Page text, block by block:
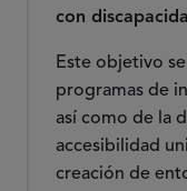
con
Este objetivo
programas de
así como de la
accesibilidad
creación de